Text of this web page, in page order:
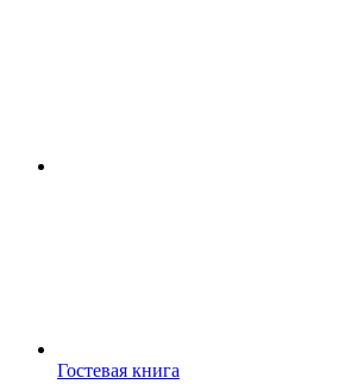
Гостевая книга